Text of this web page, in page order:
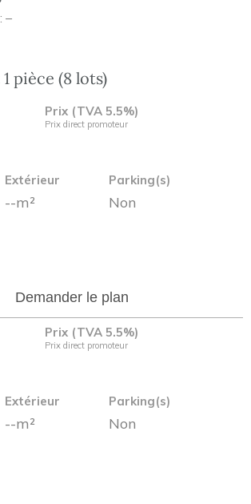
–
pièce (8 lots)
Prix (TVA 5.5%)
Prix direct promoteur
Extérieur
--m²
Parking(s)
Non
Demander le plan
Prix (TVA 5.5%)
Prix direct promoteur
Extérieur
--m²
Parking(s)
Non